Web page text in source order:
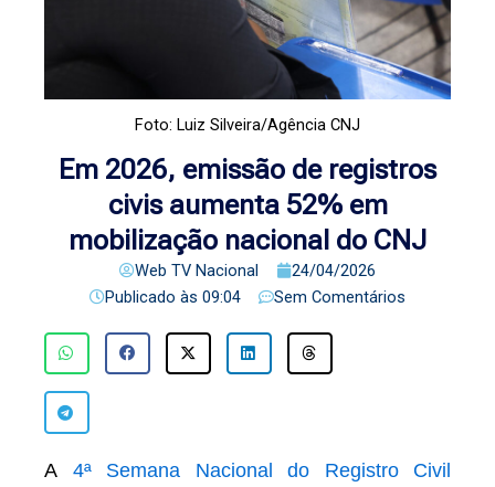
Foto: Luiz Silveira/Agência CNJ
Em 2026, emissão de registros
civis aumenta 52% em
mobilização nacional do CNJ
Web TV Nacional
24/04/2026
Publicado às 09:04 Sem Comentários
A 4ª Semana Nacional do Registro Civil